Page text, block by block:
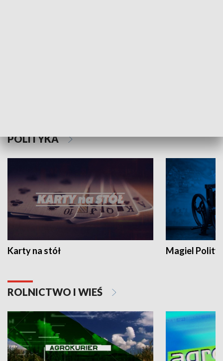
POLITYKA
Karty na stół Magiel
ROLNICTWO I WIEŚ